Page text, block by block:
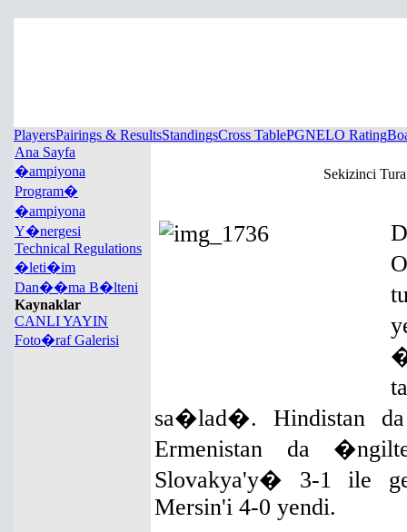
PlayersPairings & ResultsStandingsCross TablePGNELO Rating
Ana Sayfa
�ampiyona
Program�
�ampiyona
Y�nergesi
Technical Regulations
�leti�im
Dan��ma B�lteni
Kaynaklar
CANLI YAYIN
Foto�raf Galerisi
Sekizinci
sa�lad�. Hindistan
Ermenistan da
Slovakya'y� 3-1 ile
Mersin'i 4-0 yendi.